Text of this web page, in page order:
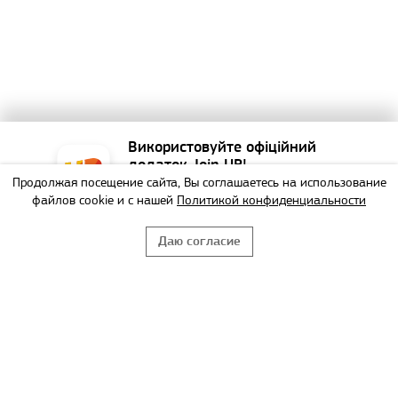
Продолжая посещение сайта, Вы соглашаетесь на использование
файлов cookie и с нашей Политикой конфиденциальности
Даю согласие
Використовуйте офіційний
додаток Join UP!
Найзручніший спосіб
забронювати тур!
НЕ БУДУ